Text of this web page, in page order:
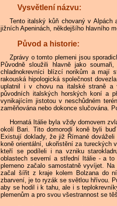
Vysvětlení názvu:
Tento italský kůň chovaný v Alpách
jižních Apeninách, někdejšího hlavního
Původ a historie:
Zprávy o tomto plemeni jsou
Původně sloužili hlavně jako
chladnokrevníci blízcí norikům a mají
rakouská hipologická společnost
uplatnil i v chovu na italské straně a
původních italských horských koní a
vynikajícím jistotou v neschůdném
zaměňována nebo dokonce slučována.
Hornatá Itálie byla vždy domovem
okolí Bari. Tito domorodí koně byli
Existují doklady, že již Římané
koně orientální, ukořistění za tureckých
kteří se podíleli i na vzniku
oblastech severní a střední Itálie - a
plemeno začalo samostatně vyvíjet.
začal šířit z kraje kolem Bolzana do
zbarvení, je to ryzák se světlou hřívou.
aby se hodil i k tahu, ale i s
plemenům a pro svou všestrannost se